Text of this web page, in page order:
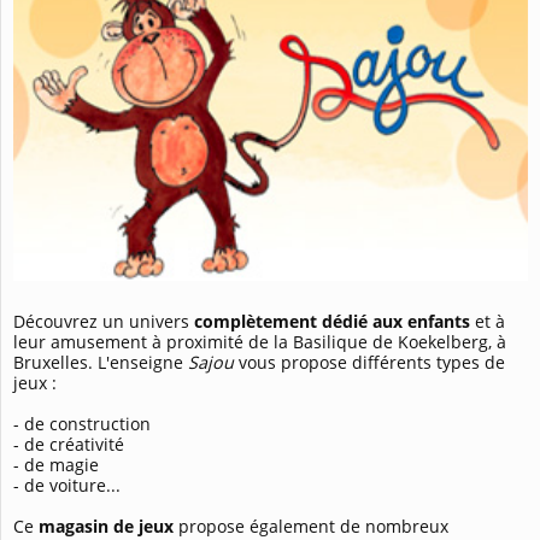
Découvrez un univers complètement dédié aux enfants et à
leur amusement à proximité de la Basilique de Koekelberg, à
Bruxelles. L'enseigne Sajouvous propose différents types de
jeux :
- de construction
- de créativité
- de magie
- de voiture...
Ce magasin de jeux propose également de nombreux